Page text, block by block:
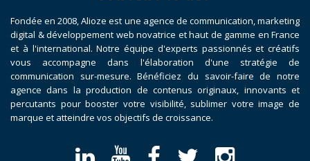
Fondée en 2008, Alioze est une agence de communication, marketing
digital & développement web novatrice et haut de gamme en France
et à l'international. Notre équipe d'experts passionnés et créatifs
vous accompagne dans l'élaboration d'une stratégie de
communication sur-mesure. Bénéficiez du savoir-faire de notre
agence dans la production de contenus originaux, innovants et
percutants pour booster votre visibilité, sublimer votre image de
marque et atteindre vos objectifs de croissance.